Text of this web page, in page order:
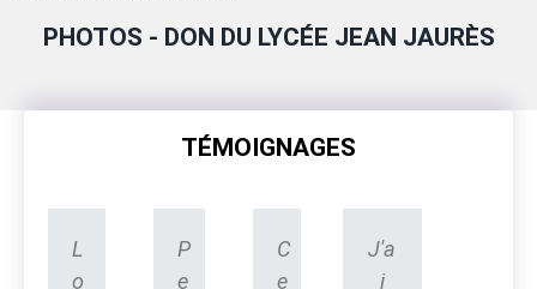
PHOTOS - DON DU LYCÉE JEAN JAURÈS
TÉMOIGNAGES
L
o
P
e
C
e
J'a
i